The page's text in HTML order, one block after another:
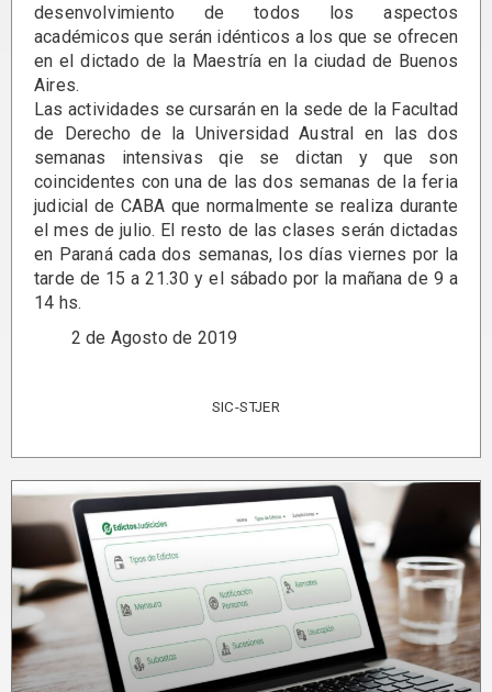
desenvolvimiento de todos los aspectos
académicos que serán idénticos a los que se ofrecen
en el dictado de la Maestría en la ciudad de Buenos
Aires.
Las actividades se cursarán en la sede de la Facultad
de Derecho de la Universidad Austral en las dos
semanas intensivas qie se dictan y que son
coincidentes con una de las dos semanas de la feria
judicial de CABA que normalmente se realiza durante
el mes de julio. El resto de las clases serán dictadas
en Paraná cada dos semanas, los días viernes por la
tarde de 15 a 21.30 y el sábado por la mañana de 9 a
14 hs.
2 de Agosto de 2019
SIC-STJER